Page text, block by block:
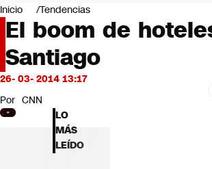
Negocios
Deportes
Programas completos
Cultura
Servicios
Bits
CNN Data
CNN tiempo
Futuro 360
Inicio Tendencias
El boom de
Santiago
26- 03- 2014 13:17
Por CNN
LO
MÁS
LEÍDO